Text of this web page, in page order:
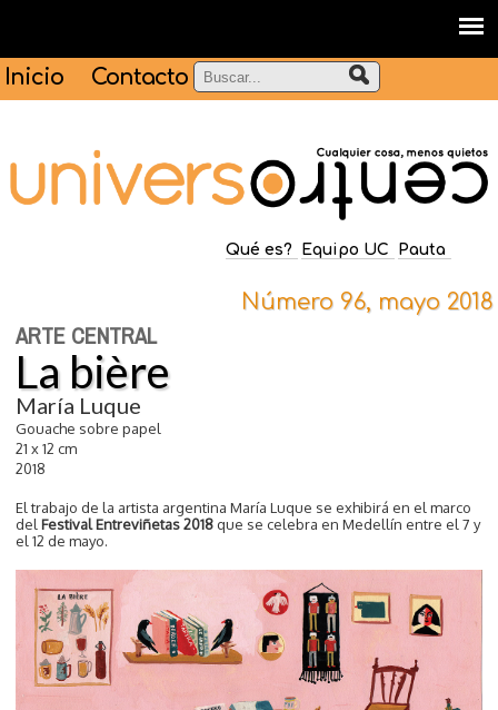
Inicio Contacto
Qué es? Equipo UC Pauta
Número 96, mayo 2018
ARTE CENTRAL
La bière
María Luque
Gouache sobre papel
21 x 12 cm
2018
El trabajo de la artista argentina María Luque se exhibirá en el marco
delFestival Entreviñetas 2018que se celebra en Medellín entre el 7 y
el 12 de mayo.